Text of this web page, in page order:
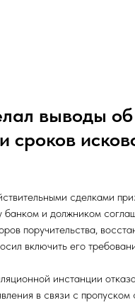
выводы об
сроков
сделками
банком и должником
поручительства,
включить его
инстанции
в связи с пропуском